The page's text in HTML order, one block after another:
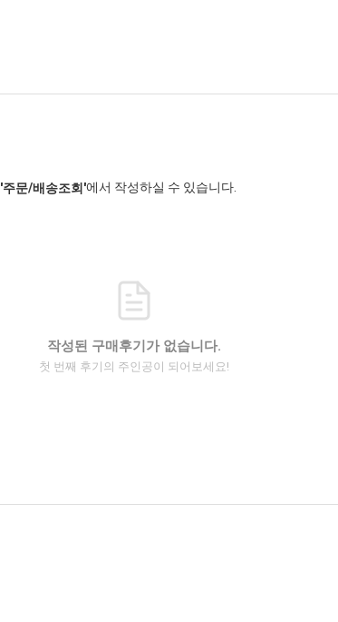
'주문/배송조회'에서 작성하실 수 있습니다.
작성된 구매후기가 없습니다.
첫 번째 후기의 주인공이 되어보세요!